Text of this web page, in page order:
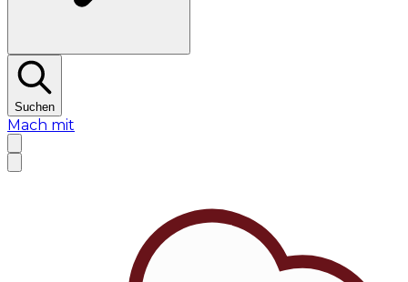
Suchen
Mach mit